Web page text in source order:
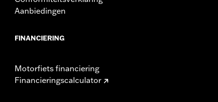
Aanbiedingen
FINANCIERING
Motorfiets financiering
Financieringscalculator